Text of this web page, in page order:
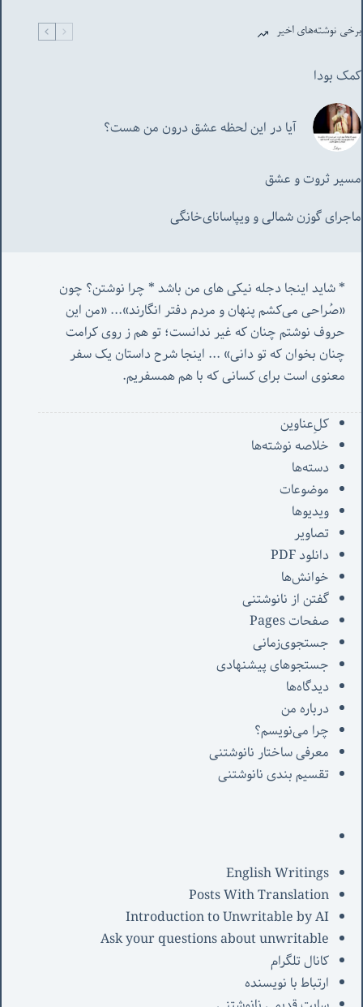
برخی نوشته‌های اخیر
کمک بودا
آیا در این لحظه عشق درون من هست؟
مسیر ثروت و عشق
ماجرای گوزن شمالی و‌ ویپاسانای‌خانگی
«صُراحی می‌کشم پنهان‌ و مردم‌ دفتر انگارند»... «
چنان بخوان که تو دانی» ...
معنوی است برای کسانی که با هم همسفریم.
کل‌ِعناوین
خلاصه نوشته‌ها
دسته‌ها
موضوعات
ویدیوها
تصاویر
دانلود PDF
خوانش‌ها
گفتن از نانوشتنی
صفحات Pages
جستجوی‌زمانی
جستجوهای پیشنهادی
دیدگاه‌ها
درباره من
چرا می‌نویسم؟
معرفی‌ ساختار نانوشتنی
تقسیم بندی نانوشتنی
English Writings
Posts With Translation
Introduction to Unwritable by AI
Ask your questions about unwritable
کانال تلگرام
ارتباط با نویسنده